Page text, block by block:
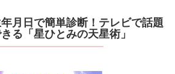
年月日で簡単診断！テレビで話題
る「星ひとみの天星術」